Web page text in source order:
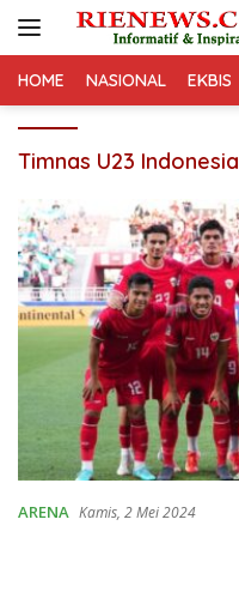
HOME NASIONAL EKBIS
Timnas U23 Indonesia
ARENA Kamis, 2 Mei 2024